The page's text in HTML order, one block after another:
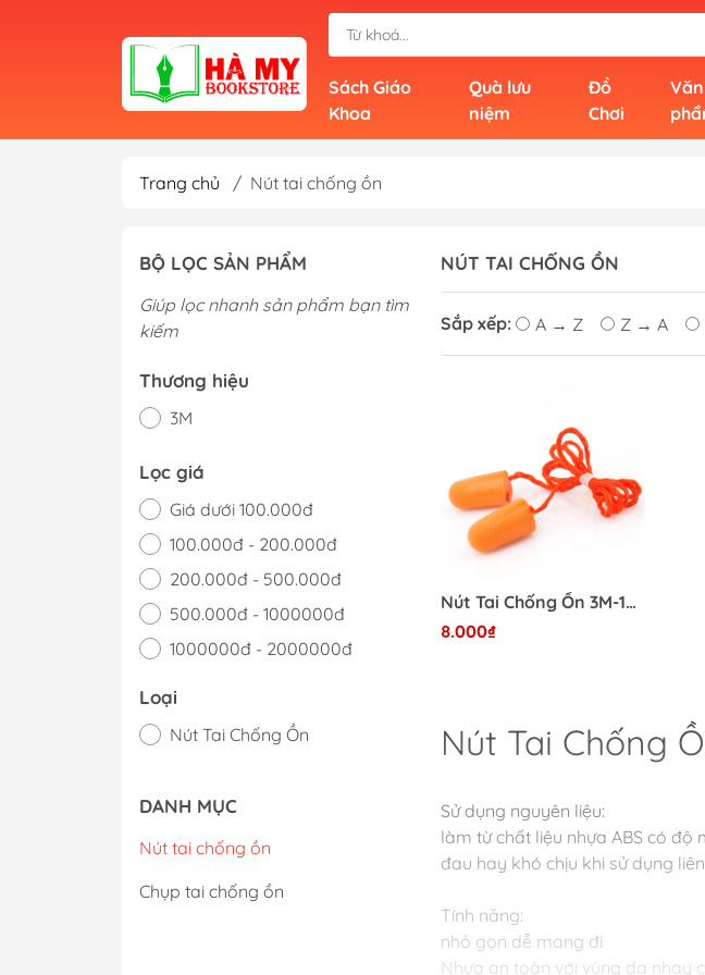
Sách Giáo
Khoa
Quà lưu
niệm
Đồ
Chơi
Trang chủ / Nút tai chống ồn
NÚT TAI CHỐNG ỒN
Sắp xếp: A → Z Z → A
Nút Tai Chống Ồn 3M-1270
8.000₫
Nút Tai Chống
Sử dụng nguyên liệu:
làm từ chất liệu nhựa ABS có
đau hay khó chịu khi sử dụng
Tính năng:
nhỏ gọn dễ mang đi
Nhựa an toàn với vùng da nhạy
BỘ LỌC SẢN PHẨM
Giúp lọc nhanh sản phẩm bạn tìm
kiếm
Thương hiệu
3M
Lọc giá
Giá dưới 100.000đ
100.000đ - 200.000đ
200.000đ - 500.000đ
500.000đ - 1000000đ
1000000đ - 2000000đ
Loại
Nút Tai Chống Ồn
DANH MỤC
Nút tai chống ồn
Chụp tai chống ồn